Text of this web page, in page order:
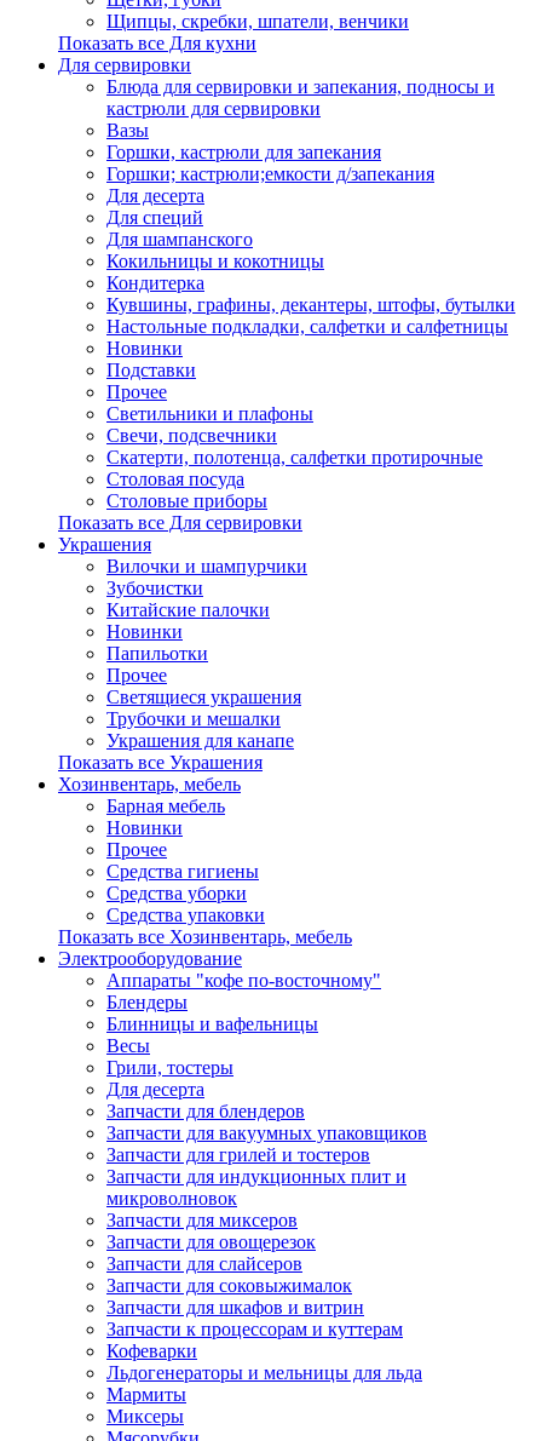
Щипцы, скребки, шпатели, венчики
Показать все Для кухни
Для сервировки
Блюда для сервировки и запекания, подносы и
кастрюли для сервировки
Вазы
Горшки, кастрюли для запекания
Горшки; кастрюли;емкости д/запекания
Для десерта
Для специй
Для шампанского
Кокильницы и кокотницы
Кондитерка
Кувшины, графины, декантеры, штофы, бутылки
Настольные подкладки, салфетки и салфетницы
Новинки
Подставки
Прочее
Светильники и плафоны
Свечи, подсвечники
Скатерти, полотенца, салфетки протирочные
Столовая посуда
Столовые приборы
Показать все Для сервировки
Украшения
Вилочки и шампурчики
Зубочистки
Китайские палочки
Новинки
Папильотки
Прочее
Светящиеся украшения
Трубочки и мешалки
Украшения для канапе
Показать все Украшения
Хозинвентарь, мебель
Барная мебель
Новинки
Прочее
Средства гигиены
Средства уборки
Средства упаковки
Показать все Хозинвентарь, мебель
Электрооборудование
Аппараты "кофе по-восточному"
Блендеры
Блинницы и вафельницы
Весы
Грили, тостеры
Для десерта
Запчасти для блендеров
Запчасти для вакуумных упаковщиков
Запчасти для грилей и тостеров
Запчасти для индукционных плит и
микроволновок
Запчасти для миксеров
Запчасти для овощерезок
Запчасти для слайсеров
Запчасти для соковыжималок
Запчасти для шкафов и витрин
Запчасти к процессорам и куттерам
Кофеварки
Льдогенераторы и мельницы для льда
Мармиты
Миксеры